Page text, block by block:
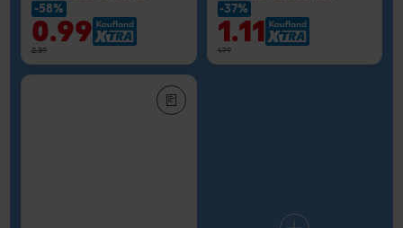
-58%
0.99
2.39
-37%
1.11
1.79